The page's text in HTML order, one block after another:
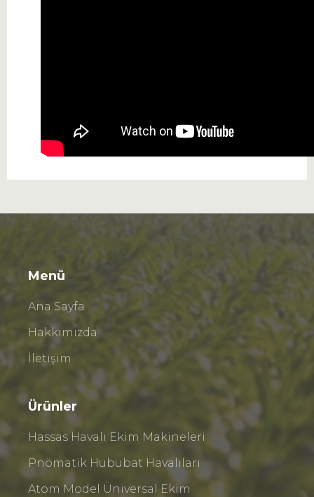
Menü
Ana Sayfa
Hakkımızda
İletişim
Ürünler
Hassas Havalı Ekim Makineleri
Pnömatik Hububat Havalıları
Atom Model Üniversal Ekim